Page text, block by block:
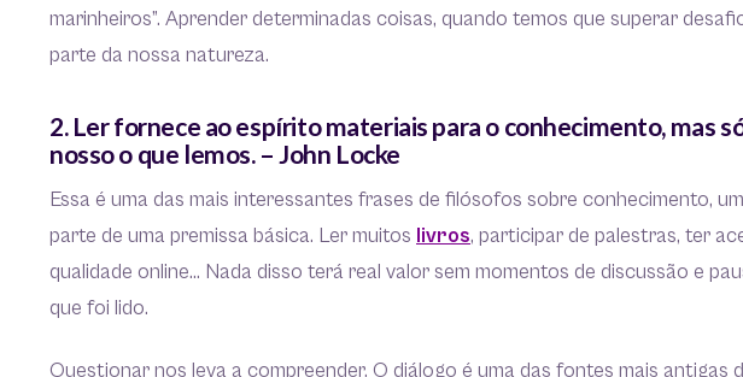
marinheiros”. Aprender determinadas coisas, quando temos que superar
parte da nossa natureza.
2. Ler fornece ao espírito materiais para o conhecimento, mas
nosso o que lemos. – John Locke
Essa é uma das mais interessantes frases de filósofos sobre conhecimento,
parte de uma premissa básica. Ler muitos livros, participar de palestras, ter
qualidade online… Nada disso terá real valor sem momentos de discussão e
que foi lido.
Questionar nos leva a compreender. O diálogo é uma das fontes mais antigas